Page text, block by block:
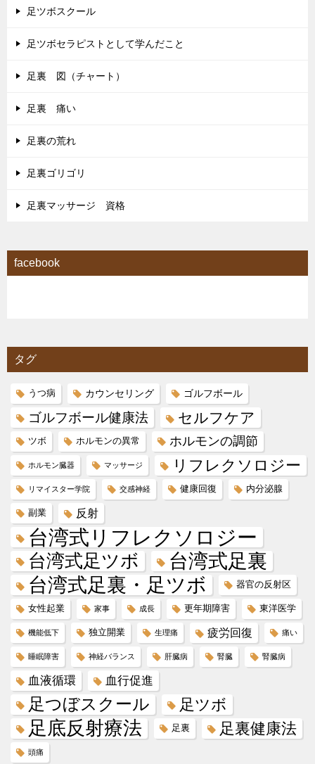
足ツボスクール
足ツボセラピストとして学んだこと
足裏 図（チャート）
足裏 痛い
足裏の荒れ
足裏ゴリゴリ
足裏マッサージ 資格
facebook
タグ
うつ病 カウンセリング ゴルフボール
ゴルフボール健康法 セルフケア
ツボ ホルモンの異常 ホルモンの調節
ホルモン臓器 マッサージ リフレクソロジー
リマイスター学院 交感神経 健康回復 内分泌腺
副業 反射
台湾式リフレクソロジー
台湾式足ツボ
台湾式足裏
台湾式足裏・足ツボ
器官の反射区
女性起業 家事 成長 更年期障害 東洋医学
機能低下 独立開業 生理痛 疲労回復 痛い
睡眠障害 神経バランス 肝臓病 腎臓 腎臓病
血液循環 血行促進
足つぼスクール 足ツボ
足底反射療法 足裏 足裏健康法
頭痛